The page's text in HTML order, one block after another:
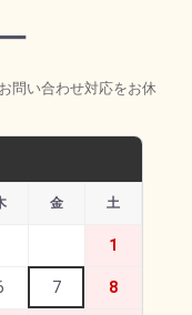
問い合わせ対応をお休
金 土
1
7 8